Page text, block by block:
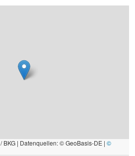
/ BKG | Datenquellen: © GeoBasis-DE | ©